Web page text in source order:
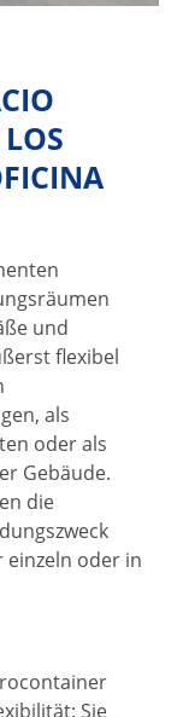
und
flexibel
als
oder als
Gebäude.
die
oder in
Sie